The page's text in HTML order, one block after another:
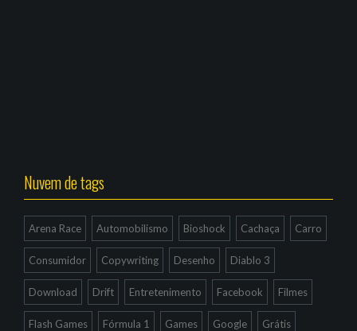
Nuvem de tags
Arena Race Automobilismo Bioshock Cachaça Carro
Consumidor Copywriting Desenho Diablo 3
Download Drift Entretenimento Facebook Filmes
Flash Games Fórmula 1 Games Google Grátis